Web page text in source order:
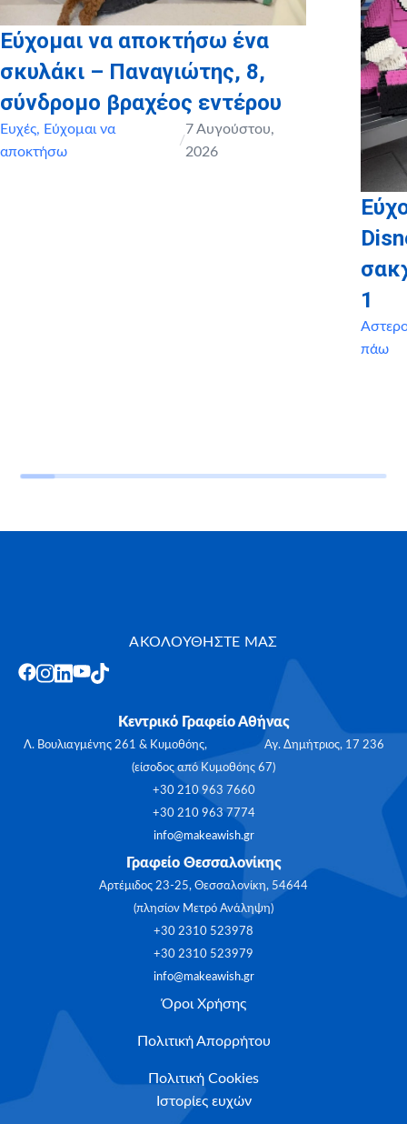
Εύχομαι να αποκτήσω ένα
σκυλάκι – Παναγιώτης, 8,
σύνδρομο βραχέος εντέρου
Ευχές, Εύχομαι να
αποκτήσω
/
7 Αυγούστου,
2026
1
πάω
ΑΚΟΛΟΥΘΗΣΤΕ ΜΑΣ
Κεντρικό Γραφείο Αθήνας
Λ. Βουλιαγμένης 261 & Κυμοθόης, Αγ. Δημήτριος, 17 236
(είσοδος από Κυμοθόης 67)
+30 210 963 7660
+30 210 963 7774
info@makeawish.gr
Γραφείο Θεσσαλονίκης
Αρτέμιδος 23-25, Θεσσαλονίκη, 54644
(πλησίον Μετρό Ανάληψη)
+30 2310 523978
+30 2310 523979
info@makeawish.gr
Όροι Χρήσης
Πολιτική Απορρήτου
Πολιτική Cookies
Ιστορίες ευχών